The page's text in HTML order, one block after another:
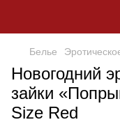
Белье
Новогодний
зайки
Size Red